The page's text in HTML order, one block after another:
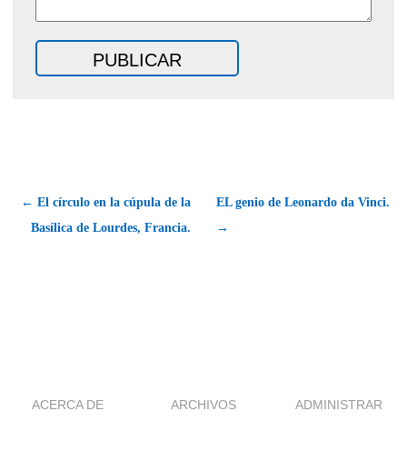
← El círculo en la cúpula de la
Basílica de Lourdes, Francia.
EL genio de Leonardo da Vinci.
→
ACERCA DE ARCHIVOS ADMINISTRAR